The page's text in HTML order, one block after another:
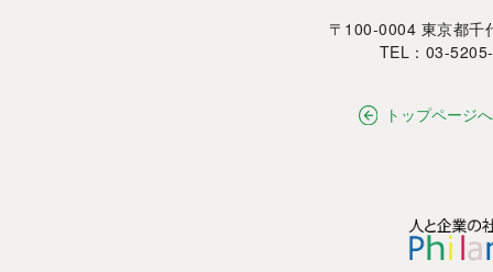
〒100-0004 東京都千
TEL：03-
トップページ